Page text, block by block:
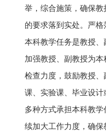
举，综合施策，确保
的要求落到实处。严
本科教学任务是教授、
加强教授、副教授为
检查力度，鼓励教授
课、实验课、毕业设
多种方式承担本科教
续加大工作力度，确